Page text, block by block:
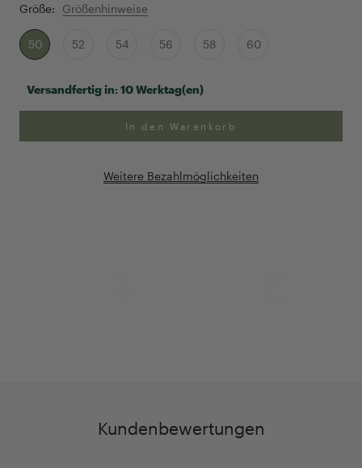
Größe: Größenhinweise
50 52 54 56 58 60
Versandfertig in:10 Werktag(en)
In den Warenkorb
Weitere Bezahlmöglichkeiten
Kundenbewertungen